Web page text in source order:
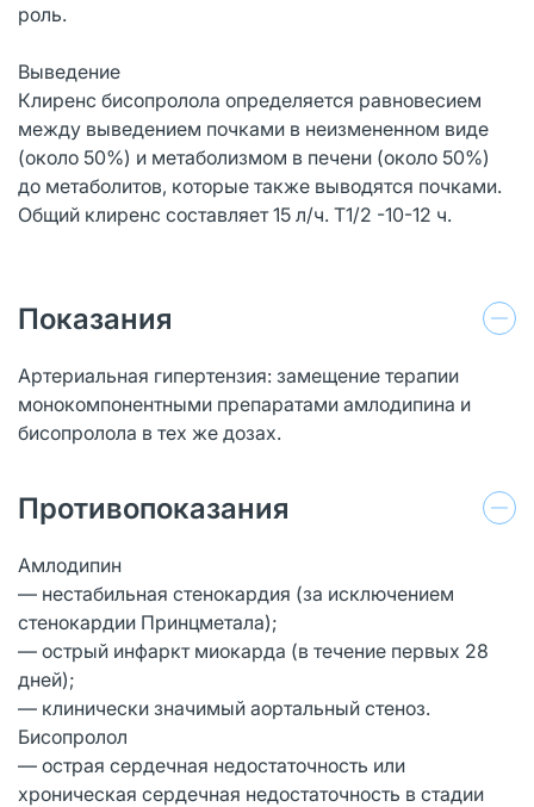
роль.
Выведение
Клиренс бисопролола определяется равновесием
между выведением почками в неизмененном виде
(около 50%) и метаболизмом в печени (около 50%)
до метаболитов, которые также выводятся почками.
Общий клиренс составляет 15 л/ч. T1/2 -10-12 ч.
Показания
Артериальная гипертензия: замещение терапии
монокомпонентными препаратами амлодипина и
бисопролола в тех же дозах.
Противопоказания
Амлодипин
— нестабильная стенокардия (за исключением
стенокардии Принцметала);
— острый инфаркт миокарда (в течение первых 28
дней);
— клинически значимый аортальный стеноз.
Бисопролол
— острая сердечная недостаточность или
хроническая сердечная недостаточность в стадии